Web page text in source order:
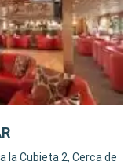
la Cubieta 2, Cerca de